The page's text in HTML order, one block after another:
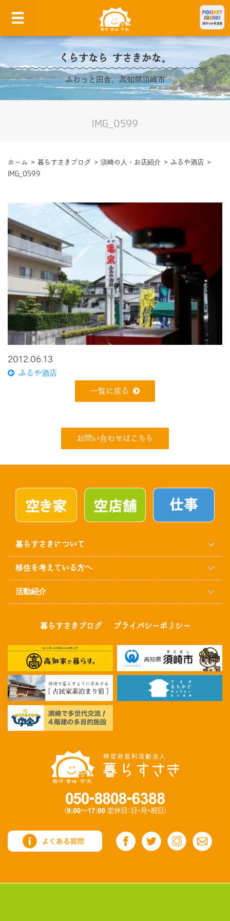
くらすなら すさきかな。
ふわっと田舎。高知県須崎市
IMG_0599
ホーム > 暮らすさきブログ > 須崎の人・お店紹介 > ふるや酒店 >
IMG_0599
2012.06.13
ふるや酒店
一覧に戻る
お問い合わせはこちら
暮らすさきについて
移住を考えている方へ
活動紹介
暮らすさきブログ プライバシーポリシー